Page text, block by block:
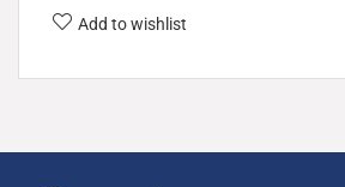
Add to wishlist